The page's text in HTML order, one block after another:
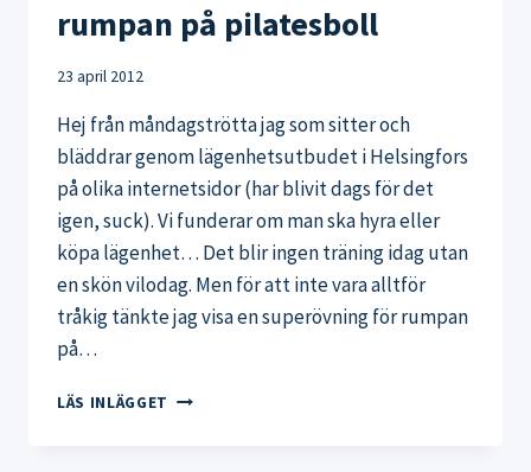
rumpan på pilatesboll
23 april 2012
Hej från måndagströtta jag som sitter och
bläddrar genom lägenhetsutbudet i Helsingfors
på olika internetsidor (har blivit dags för det
igen, suck). Vi funderar om man ska hyra eller
köpa lägenhet… Det blir ingen träning idag utan
en skön vilodag. Men för att inte vara alltför
tråkig tänkte jag visa en superövning för rumpan
på…
LÄS INLÄGGET DAGENS